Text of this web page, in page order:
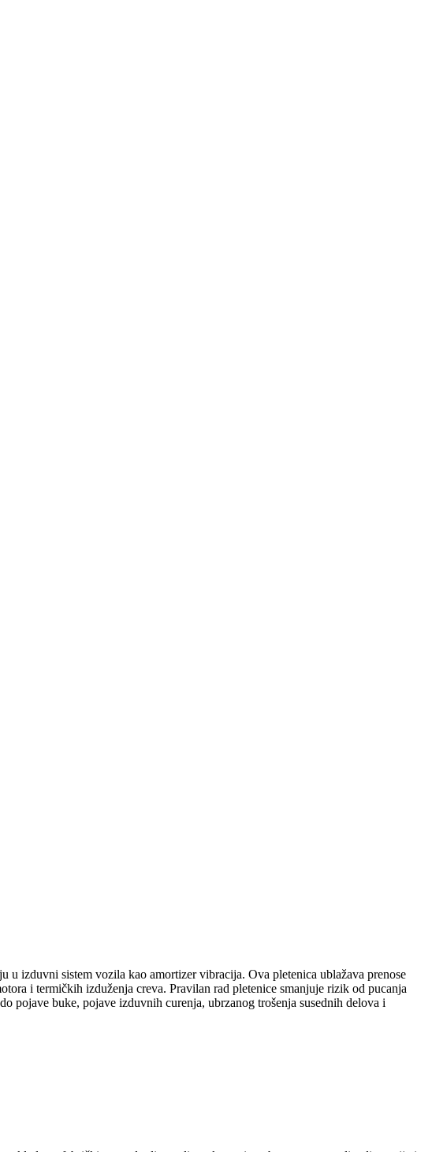
izduvni sistem vozila kao amortizer vibracija. Ova pletenica ublažava prenose
i termičkih izduženja creva. Pravilan rad pletenice smanjuje rizik od pucanja
pojave buke, pojave izduvnih curenja, ubrzanog trošenja susednih delova i